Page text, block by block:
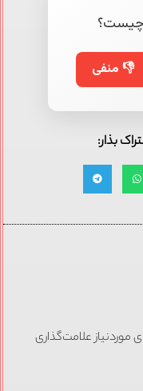
چیست؟
👎 منفی
بذار:
علامت‌گذاری